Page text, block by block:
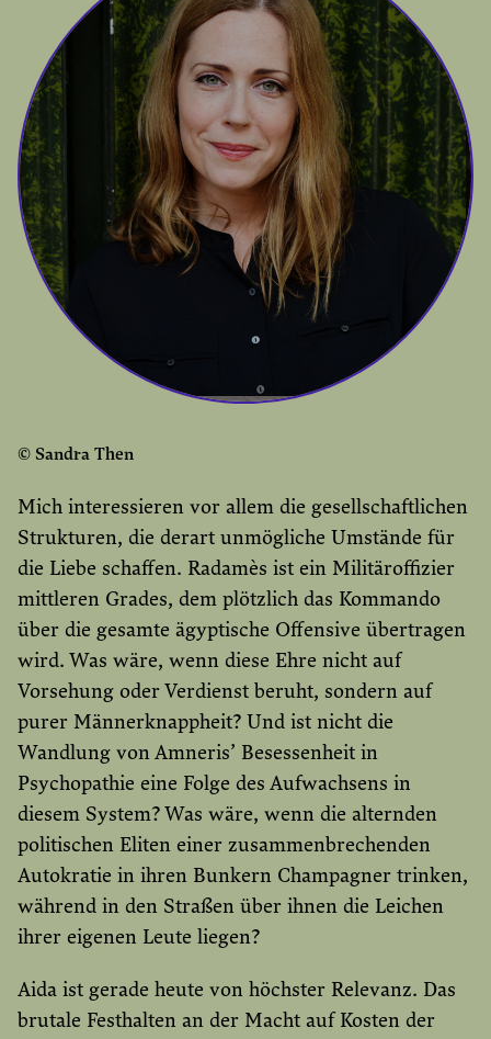
© Sandra Then
Mich interessieren vor allem die gesellschaftlichen
Strukturen, die derart unmögliche Umstände für
die Liebe schaffen. Radamès ist ein Militäroffizier
mittleren Grades, dem plötzlich das Kommando
über die gesamte ägyptische Offensive übertragen
wird. Was wäre, wenn diese Ehre nicht auf
Vorsehung oder Verdienst beruht, sondern auf
purer Männerknappheit? Und ist nicht die
Wandlung von Amneris’ Besessenheit in
Psychopathie eine Folge des Aufwachsens in
diesem System? Was wäre, wenn die alternden
politischen Eliten einer zusammenbrechenden
Autokratie in ihren Bunkern Champagner trinken,
während in den Straßen über ihnen die Leichen
ihrer eigenen Leute liegen?
Aida ist gerade heute von höchster Relevanz. Das
brutale Festhalten an der Macht auf Kosten der